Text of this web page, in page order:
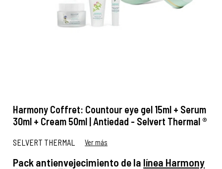
Harmony Coffret: Countour eye gel 15ml + Serum
30ml + Cream 50ml | Antiedad - Selvert Thermal ®
SELVERT THERMAL Ver más
Pack antienvejecimiento de la línea Harmony